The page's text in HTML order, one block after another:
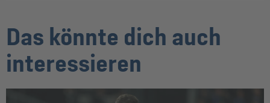
Das könnte dich auch
interessieren